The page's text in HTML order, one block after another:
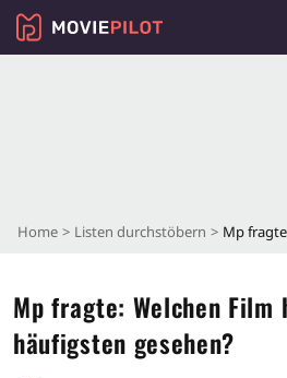
Home Listen durchstöbern
Mp fragte: Welchen Film
häufigsten gesehen?